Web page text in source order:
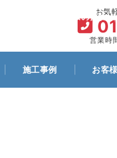
お気
営業時
施工事例 お客
リフォームの流れ